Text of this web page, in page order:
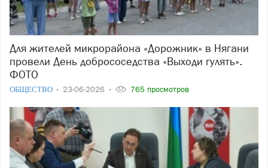
Для жителей микрорайона «Дорожник» в Нягани
провели День добрососедства «Выходи гулять».
ФОТО
ОБЩЕСТВО 23-06-2026 765 просмотров